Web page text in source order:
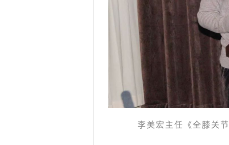
李美宏主任《全膝关